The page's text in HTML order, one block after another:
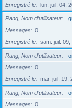
Enregistré le
lun. juil. 04,
Rang, Nom d’utilisateur
Messages
0
Enregistré le
sam. juil.
Rang, Nom d’utilisateur
Messages
0
Enregistré le
mar. juil. 19,
Rang, Nom d’utilisateur
Messages
0